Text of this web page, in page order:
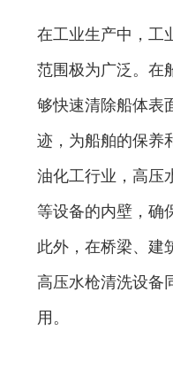
在工业生产中，工
范围极为广泛。在
够快速清除船体表
迹，为船舶的保养
油化工行业，高压
等设备的内壁，确
此外，在桥梁、建
高压水枪清洗设备
用。